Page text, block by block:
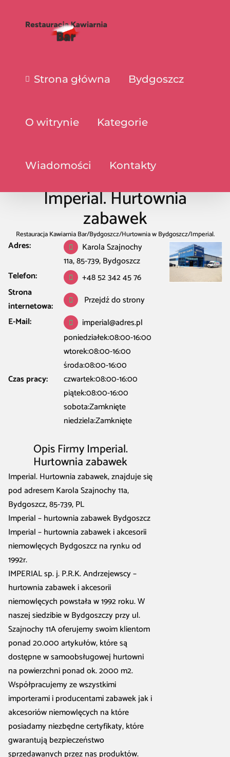
Strona główna Bydgoszcz
O witrynie Kategorie
Wiadomości Kontakty
Imperial. Hurtownia
zabawek
Restauracja Kawiarnia Bar/Bydgoszcz/Hurtownia w Bydgoszcz/Imperial.
Hurtownia zabawek
Adres:
Karola Szajnochy
11a, 85-739, Bydgoszcz
Telefon:
+48 52 342 45 76
Strona
internetowa:
Przejdź do strony
E-Mail:
imperial@adres.pl
Czas pracy:
poniedziałek:08:00-16:00
wtorek:08:00-16:00
środa:08:00-16:00
czwartek:08:00-16:00
piątek:08:00-16:00
sobota:Zamknięte
niedziela:Zamknięte
Opis Firmy Imperial.
Hurtownia zabawek
Imperial. Hurtownia zabawek, znajduje się
pod adresem Karola Szajnochy 11a,
Bydgoszcz, 85-739, PL
Imperial – hurtownia zabawek Bydgoszcz
Imperial – hurtownia zabawek i akcesorii
niemowlęcych Bydgoszcz na rynku od
1992r.
IMPERIAL sp. j. P.R.K. Andrzejewscy –
hurtownia zabawek i akcesorii
niemowlęcych powstała w 1992 roku. W
naszej siedzibie w Bydgoszczy przy ul.
Szajnochy 11A oferujemy swoim klientom
ponad 20.000 artykułów, które są
dostępne w samoobsługowej hurtowni
na powierzchni ponad ok. 2000 m2.
Współpracujemy ze wszystkimi
importerami i producentami zabawek jak i
akcesoriów niemowlęcych na które
posiadamy niezbędne certyfikaty, które
gwarantują bezpieczeństwo
sprzedawanych przez nas produktów.